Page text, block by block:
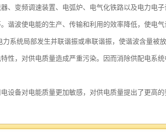
、变频调速装置、电弧炉、电气化铁路以及电力电
谐波使电能的生产、传输和利用的效率降低，使电
系统局部发生并联谐振或串联谐振，使谐波含量被
性，对供电质量造成严重污染。因而消除供配电系
设备对电能质量更加敏感，对供电质量提出了更高
时，就得有针对性地对电网进行电能质量改善。要